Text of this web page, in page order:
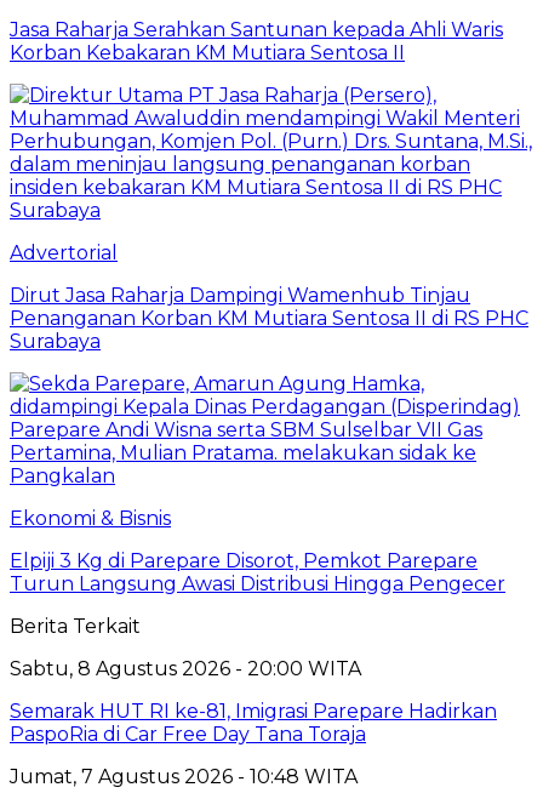
Jasa Raharja Serahkan Santunan kepada Ahli Waris
Korban Kebakaran KM Mutiara Sentosa II
Advertorial
Dirut Jasa Raharja Dampingi Wamenhub Tinjau
Penanganan Korban KM Mutiara Sentosa II di RS PHC
Surabaya
Ekonomi & Bisnis
Elpiji 3 Kg di Parepare Disorot, Pemkot Parepare
Turun Langsung Awasi Distribusi Hingga Pengecer
Berita Terkait
Sabtu, 8 Agustus 2026 - 20:00 WITA
Semarak HUT RI ke-81, Imigrasi Parepare Hadirkan
PaspoRia di Car Free Day Tana Toraja
Jumat, 7 Agustus 2026 - 10:48 WITA